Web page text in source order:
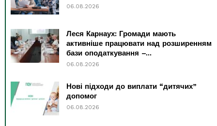
06.08.2026
Леся Карнаух: Громади мають
активніше працювати над розширенням
бази оподаткування –...
06.08.2026
Нові підходи до виплати “дитячих”
допомог
06.08.2026